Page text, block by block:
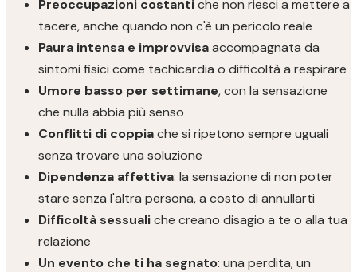
Preoccupazioni costantiche non riesci a mettere a
tacere, anche quando non c'è un pericolo reale
Paura intensa e improvvisaaccompagnata da
sintomi fisici come tachicardia o difficoltà a respirare
Umore basso per settimane, con la sensazione
che nulla abbia più senso
Conflitti di coppiache si ripetono sempre uguali
senza trovare una soluzione
Dipendenza affettiva: la sensazione di non poter
stare senza l'altra persona, a costo di annullarti
Difficoltà sessualiche creano disagio a te o alla tua
relazione
Un evento che ti ha segnato: una perdita, un